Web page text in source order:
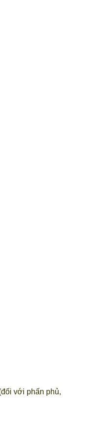
với phấn phủ,